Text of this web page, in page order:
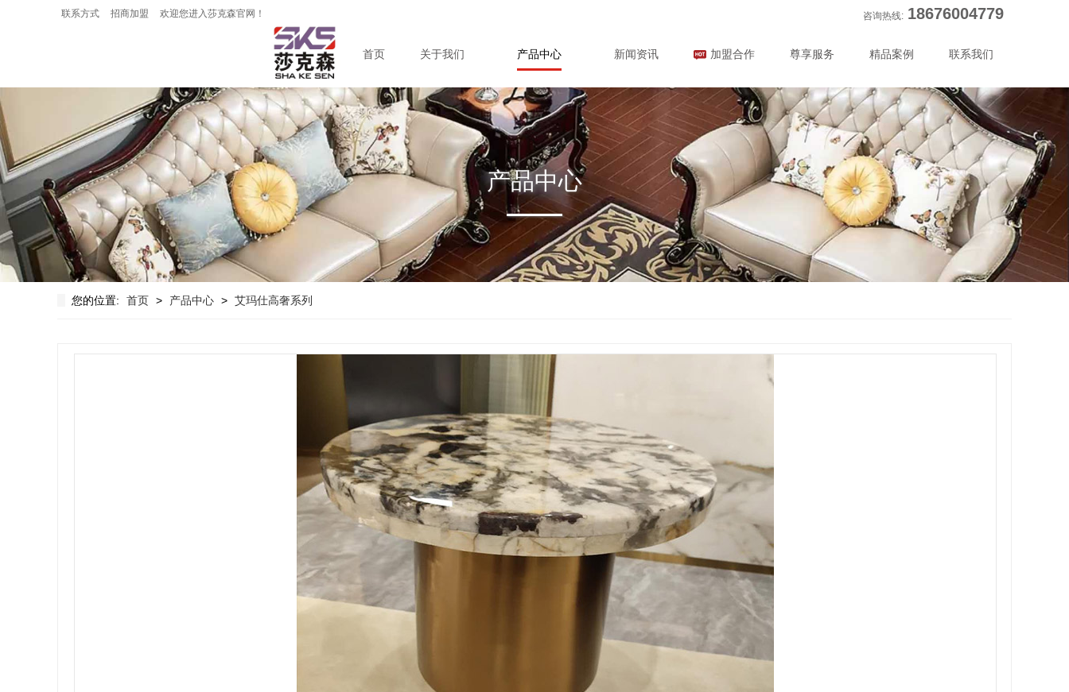
联系方式 招商加盟 欢迎您进入莎克森官网！ 咨询热线: 18676004779
首页 关于我们 产品中心 新闻资讯 加盟合作 尊享服务 精品案例 联系我们
产品中心
您的位置: 首页 > 产品中心 > 艾玛仕高奢系列